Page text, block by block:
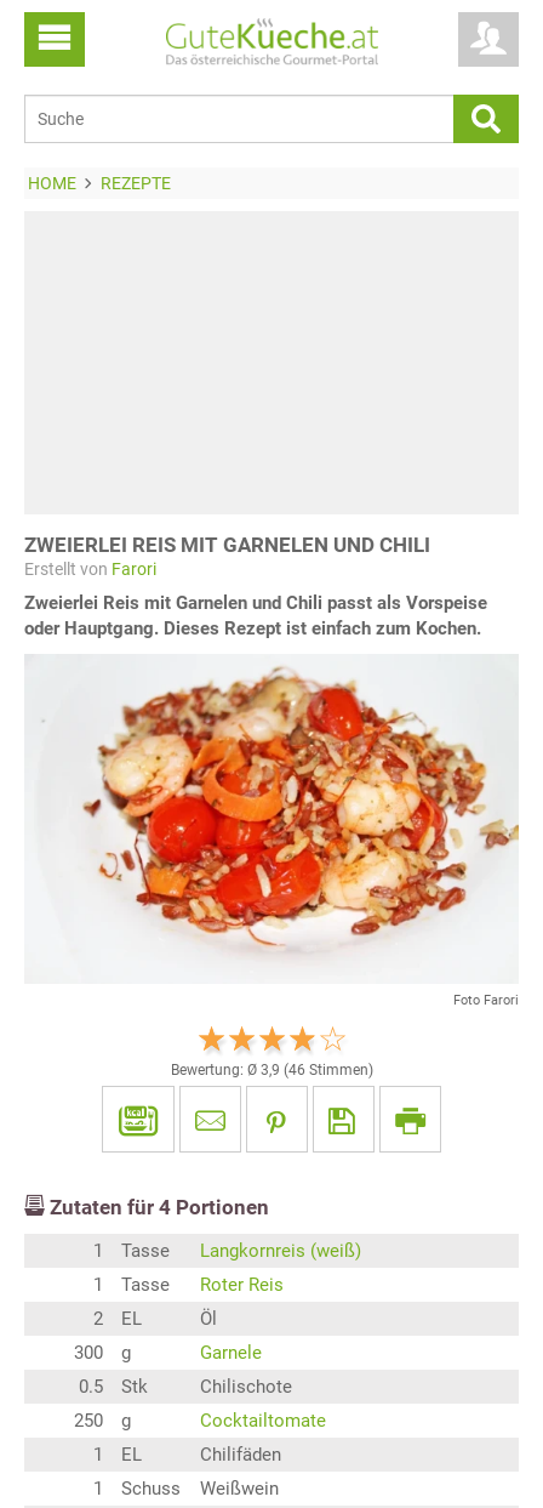
HOME REZEPTE
ZWEIERLEI REIS MIT GARNELEN UND CHILI
Erstellt von Farori
Zweierlei Reis mit Garnelen und Chili passt als Vorspeise
oder Hauptgang. Dieses Rezept ist einfach zum Kochen.
Foto Farori
Bewertung: Ø 3,9 (46 Stimmen)
Zutaten für 4 Portionen
1 Tasse
Langkornreis (weiß)
1
Tasse
Roter Reis
2
EL
Öl
300
g
Garnele
0.5
Stk
Chilischote
250
g
Cocktailtomate
1
EL
Chilifäden
1
Schuss
Weißwein